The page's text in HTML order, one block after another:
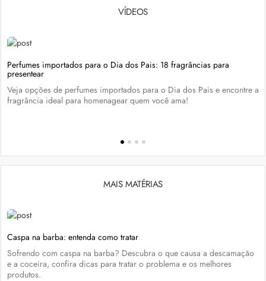
VÍDEOS
Perfumes importados para o Dia dos Pais: 18 fragrâncias para
presentear
Veja opções de perfumes importados para o Dia dos Pais e encontre a
fragrância ideal para homenagear quem você ama!
MAIS MATÉRIAS
Caspa na barba: entenda como tratar
Sofrendo com caspa na barba? Descubra o que causa a descamação
e a coceira, confira dicas para tratar o problema e os melhores
produtos.